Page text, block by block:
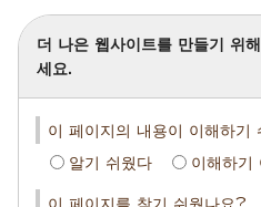
더 나은 웹사이트를 만들기 위
세요.
이 페이지의 내용이 이해하기
알기 쉬웠다 이해하기
이 페이지를 찾기 쉬웠나요?